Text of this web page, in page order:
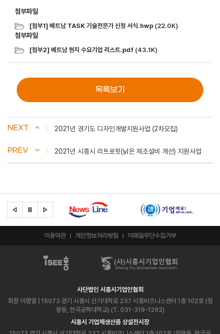
첨부파일
[첨부1] 베트남 TASK 기술전문가 신청 서식.hwp (22.0K)
첨부파일
[첨부2] 베트남 현지 수요기업 리스트.pdf (43.1K)
목록보기
NEXT 2021년 경기도 디자인개발지원사업 (2차모집)
PREV 2021년 시흥시 리트로핏(낡은 제조설비 개선) 지원사업
이용약관 개인정보처리방침 이메일무단수집거부
사단법인 시흥시기업인협회
회장 이명열 | 15073 경기 시흥시 산기대학로 237 시흥비즈니스센터 1층 102호 (정
왕동, 한국공학대학교) (T. 031-319-1292)
시흥시 기업체생산품 상설전시장